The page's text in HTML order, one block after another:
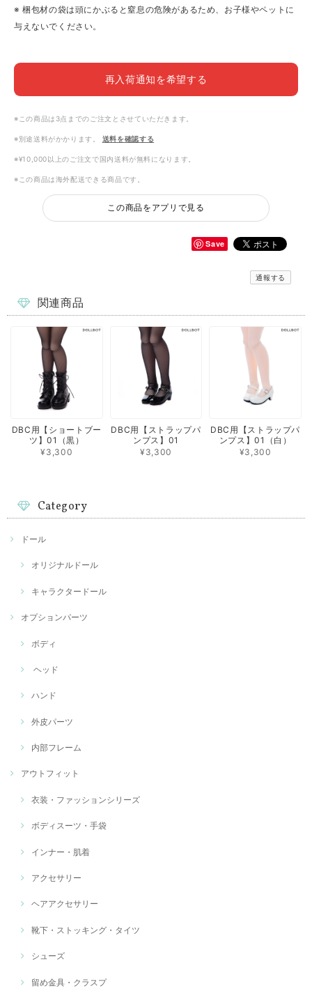
※ 梱包材の袋は頭にかぶると窒息の危険があるため、お子様やペットに
与えないでください。
再入荷通知を希望する
※この商品は3点までのご注文とさせていただきます。
※別途送料がかかります。 送料を確認する
※¥10,000以上のご注文で国内送料が無料になります。
※この商品は海外配送できる商品です。
この商品をアプリで見る
Save
通報する
関連商品
DBC用【ショートブー
ツ】01（黒）
¥3,300
DBC用【ストラップパ
ンプス】01
¥3,300
DBC用【ストラップパ
ンプス】01（白）
¥3,300
Category
ドール
オリジナルドール
キャラクタードール
オプションパーツ
ボディ
ヘッド
ハンド
外皮パーツ
内部フレーム
アウトフィット
衣装・ファッションシリーズ
ボディスーツ・手袋
インナー・肌着
アクセサリー
ヘアアクセサリー
靴下・ストッキング・タイツ
シューズ
留め金具・クラスプ